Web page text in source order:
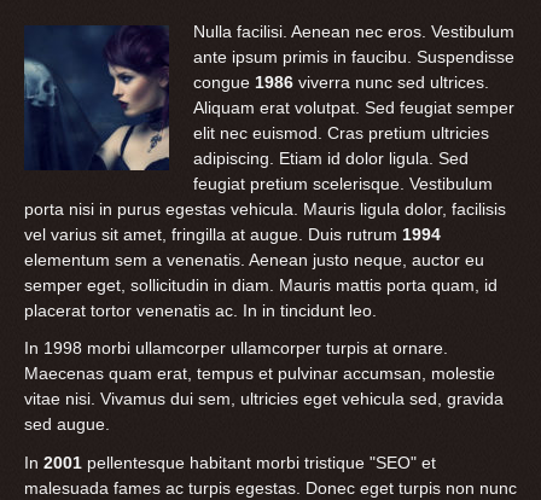
Nulla facilisi. Aenean nec eros. Vestibulum
ante ipsum primis in faucibu. Suspendisse
congue 1986 viverra nunc sed ultrices.
Aliquam erat volutpat. Sed feugiat semper
elit nec euismod. Cras pretium ultricies
adipiscing. Etiam id dolor ligula. Sed
feugiat pretium scelerisque. Vestibulum
porta nisi in purus egestas vehicula. Mauris ligula dolor, facilisis
vel varius sit amet, fringilla at augue. Duis rutrum 1994
elementum sem a venenatis. Aenean justo neque, auctor eu
semper eget, sollicitudin in diam. Mauris mattis porta quam, id
placerat tortor venenatis ac. In in tincidunt leo.
In 1998 morbi ullamcorper ullamcorper turpis at ornare.
Maecenas quam erat, tempus et pulvinar accumsan, molestie
vitae nisi. Vivamus dui sem, ultricies eget vehicula sed, gravida
sed augue.
In 2001 pellentesque habitant morbi tristique "SEO" et
malesuada fames ac turpis egestas. Donec eget turpis non nunc